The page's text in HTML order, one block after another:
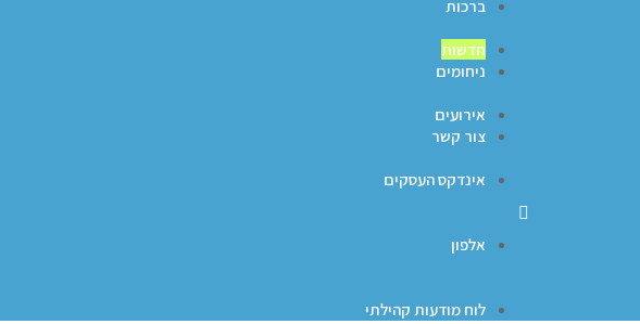
ברכות
ניחומים
צור קשר
חדשות
אירועים
אינדקס העסקים
אלפון
לוח מודעות קהילתי